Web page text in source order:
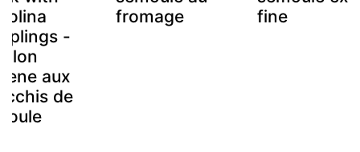
-
aux
de
fromage
fine